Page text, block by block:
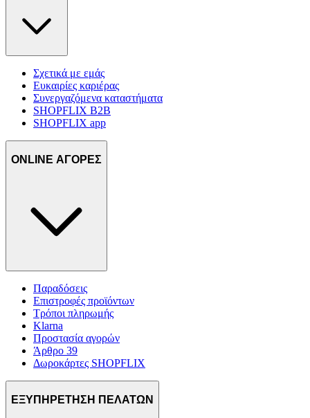
Σχετικά με εμάς
Ευκαιρίες καριέρας
Συνεργαζόμενα καταστήματα
SHOPFLIX B2B
SHOPFLIX app
ONLINE ΑΓΟΡΕΣ
Παραδόσεις
Επιστροφές προϊόντων
Τρόποι πληρωμής
Klarna
Προστασία αγορών
Άρθρο 39
Δωροκάρτες SHOPFLIX
ΕΞΥΠΗΡΕΤΗΣΗ ΠΕΛΑΤΩΝ